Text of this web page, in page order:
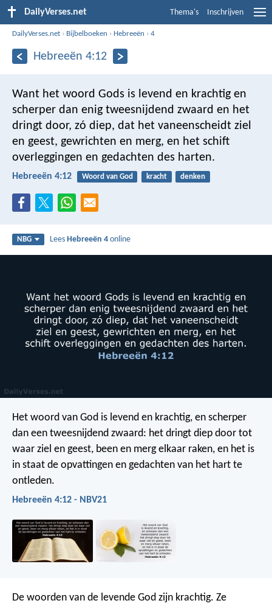
DailyVerses.net Thema's Inschrijven
DailyVerses.net › Bijbelboeken › Hebreeën ›4
Hebreeën 4:12
Want het woord Gods is levend en krachtig en
scherper dan enig tweesnijdend zwaard en het
dringt door, zó diep, dat het vaneenscheidt ziel
en geest, gewrichten en merg, en het schift
overleggingen en gedachten des harten.
Hebreeën 4:12 Woord van God kracht denken
NBG LeesHebreeën 4 online
Het woord van God is levend en krachtig, en scherper
dan een tweesnijdend zwaard: het dringt diep door tot
waar ziel en geest, been en merg elkaar raken, en het is
in staat de opvattingen en gedachten van het hart te
ontleden.
Hebreeën 4:12 - NBV21
De woorden van de levende God zijn krachtig. Ze